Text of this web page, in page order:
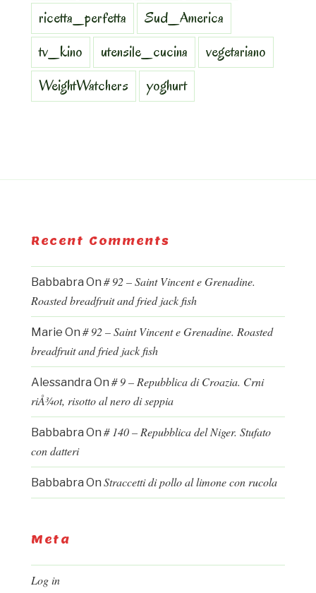
ricetta_perfetta
Sud_America
tv_kino
utensile_cucina
vegetariano
WeightWatchers
yoghurt
Recent Comments
Babbabra On # 92 – Saint Vincent e Grenadine.
Roasted breadfruit and fried jack fish
Marie On # 92 – Saint Vincent e Grenadine. Roasted
breadfruit and fried jack fish
Alessandra On # 9 – Repubblica di Croazia. Crni
riÅ¾ot, risotto al nero di seppia
Babbabra On # 140 – Repubblica del Niger. Stufato
con datteri
Babbabra On Straccetti di pollo al limone con rucola
Meta
Log in